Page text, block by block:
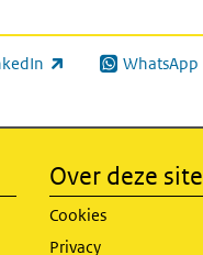
link) WhatsApp
(externe link)
Over deze site
Cookies
Privacy